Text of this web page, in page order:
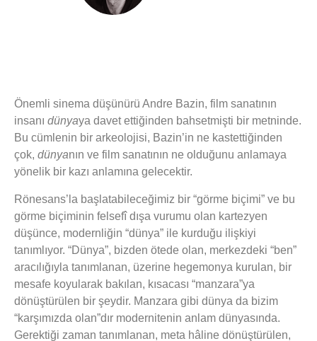
Önemli sinema düşünürü Andre Bazin, film sanatının
insanı dünyaya davet ettiğinden bahsetmişti bir metninde.
Bu cümlenin bir arkeolojisi, Bazin’in ne kastettiğinden
çok, dünyanın ve film sanatının ne olduğunu anlamaya
yönelik bir kazı anlamına gelecektir.
Rönesans’la başlatabileceğimiz bir “görme biçimi” ve bu
görme biçiminin felsefî dışa vurumu olan kartezyen
düşünce, modernliğin “dünya” ile kurduğu ilişkiyi
tanımlıyor. “Dünya”, bizden ötede olan, merkezdeki “ben”
aracılığıyla tanımlanan, üzerine hegemonya kurulan, bir
mesafe koyularak bakılan, kısacası “manzara”ya
dönüştürülen bir şeydir. Manzara gibi dünya da bizim
“karşımızda olan”dır modernitenin anlam dünyasında.
Gerektiği zaman tanımlanan, meta hâline dönüştürülen,